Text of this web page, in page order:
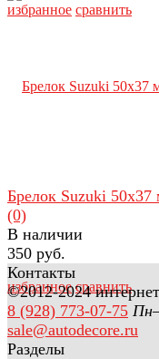
избранное сравнить
избранное сравнить
Брелок Suzuki
(0)
В наличии
350 руб.
Контакты
©2012-2024
8 (928) 773-07-75
sale@autodecore.ru
Разделы